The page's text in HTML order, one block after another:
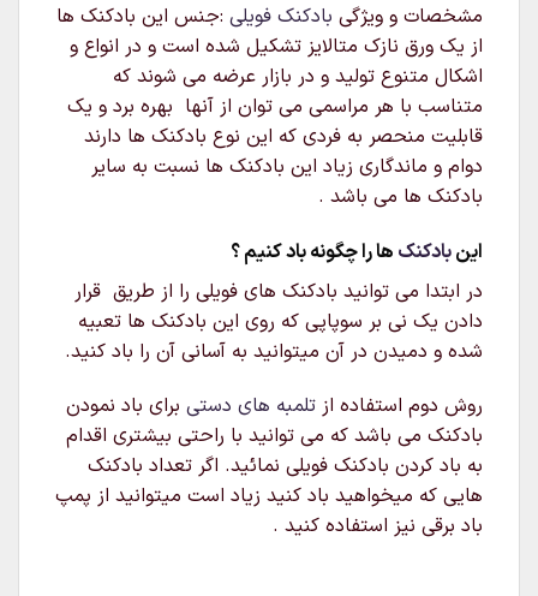
مشخصات و ویژگی بادکنک فویلی :جنس این بادکنک ها
از یک ورق نازک متالایز تشکیل شده است و در انواع و
اشکال متنوع تولید و در بازار عرضه می شوند که
متناسب با هر مراسمی می توان از آنها بهره برد و یک
قابلیت منحصر به فردی که این نوع بادکنک ها دارند
دوام و ماندگاری زیاد این بادکنک ها نسبت به سایر
بادکنک ها می باشد .
اینبادکنک ها را چگونه باد کنیم ؟
در ابتدا می توانید بادکنک های فویلی را از طریق قرار
دادن یک نی بر سوپاپی که روی این بادکنک ها تعبیه
شده و دمیدن در آن میتوانید به آسانی آن را باد کنید.
روش دوم استفاده از تلمبه های دستی برای باد نمودن
بادکنک می باشد که می توانید با راحتی بیشتری اقدام
به باد کردن بادکنک فویلی نمائید. اگر تعداد بادکنک
هایی که میخواهید باد کنید زیاد است میتوانید از پمپ
باد برقی نیز استفاده کنید .